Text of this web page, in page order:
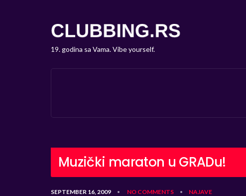
19. godina sa Vama. Vibe yourself.
Muzički maraton u GRADu!
SEPTEMBER 16, 2009 • NO COMMENTS • NAJAVE